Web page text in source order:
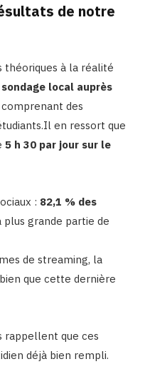
de notre
à la réalité
sondage local auprès
comprenant des
en ressort que
5 h 30 par jour sur le
: 82,1 % des
grande partie de
de streaming, la
que cette dernière
rappellent que ces
déjà bien rempli.